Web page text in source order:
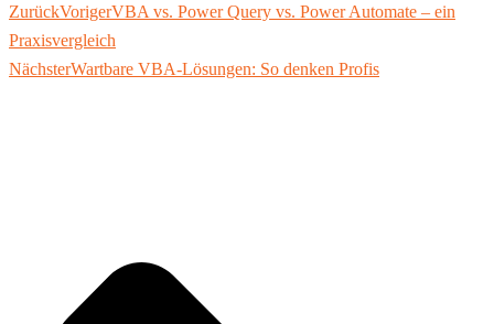
ZurückVorigerVBA vs. Power Query vs. Power Automate – ein
Praxisvergleich
NächsterWartbare VBA-Lösungen: So denken Profis